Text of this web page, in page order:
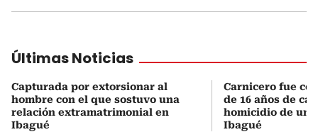
Últimas Noticias
Capturada por extorsionar al
hombre con el que sostuvo una
relación extramatrimonial en
Ibagué
Carnicero fue
de 16 años de
homicidio de un
Ibagué